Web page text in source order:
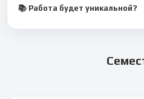
уникальность и соблюдение
📚 Работа будет уникальной?